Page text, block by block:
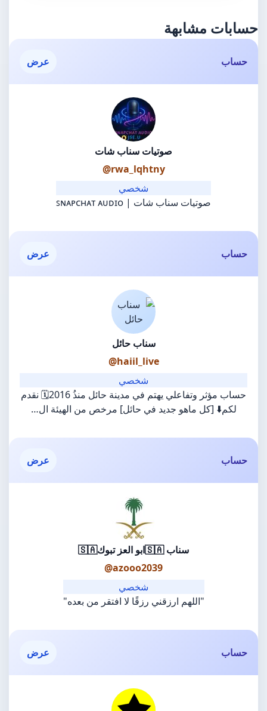
حسابات مشابهة
حساب عرض
صوتيات سناب شات
@rwa_lqhtny
شخصي
صوتيات سناب شات | ꜱɴᴀᴘᴄʜᴀᴛ ᴀᴜᴅɪᴏ
حساب عرض
سناب حائل
@haiil_live
شخصي
حساب مؤثر وتفاعلي يهتم في مدينة ‎حائل منذُ 2016🗓 نقدم
لكم⬇️ [كل ماهو جديد في حائل] مرخص من الهيئة ال…
حساب عرض
سناب 🇸🇦ابو العز تبوك🇸🇦
@azooo2039
شخصي
"اللهم ارزقني رزقًا لا افتقر من بعده"
حساب عرض